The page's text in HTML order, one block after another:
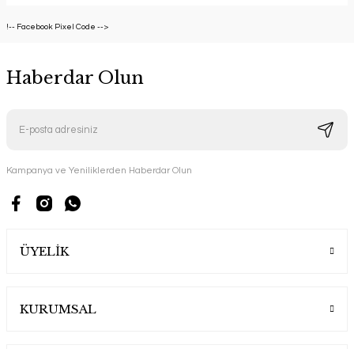
!-- Facebook Pixel Code -->
Haberdar Olun
Kampanya ve Yeniliklerden Haberdar Olun
ÜYELİK
KURUMSAL